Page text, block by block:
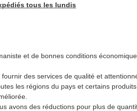
tous les lundis
et de bonnes conditions
des services de qualité et
les régions du pays et certains
avons des réductions pour plus de